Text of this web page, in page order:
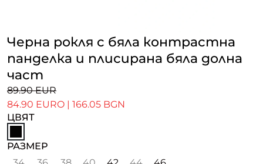
Черна рокля с бяла контрастна
панделка и плисирана бяла долна
част
89.90 EUR
84.90 EURO
166.05 BGN
ЦВЯТ
РАЗМЕР